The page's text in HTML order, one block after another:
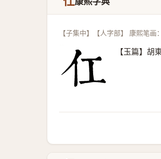
【子集中】【人字部】 康熙笔画
【玉篇】胡